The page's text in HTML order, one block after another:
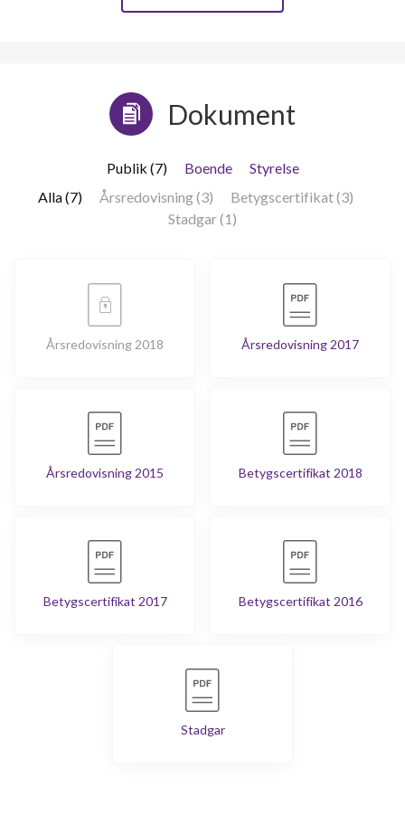
Dokument
Publik (7) Boende
Styrelse
Alla (7)
Årsredovisning (3)
Betygscertifikat (3)
Stadgar (1)
Årsredovisning 2018 Årsredovisning 2017
Årsredovisning 2015 Betygscertifikat 2018
Betygscertifikat 2017 Betygscertifikat 2016
Stadgar